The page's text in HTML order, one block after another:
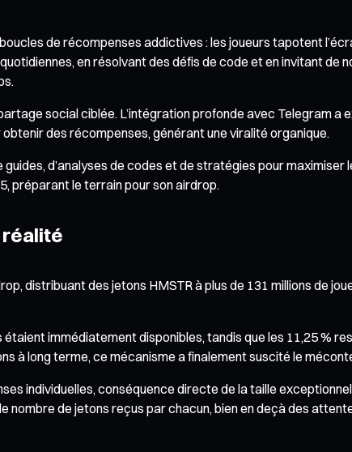
de récompenses addictives : les joueurs tapotent
en résolvant des défis de code et en invitant de
social ciblée. L’intégration profonde avec Telegram
des récompenses, générant une viralité organique.
guides, d’analyses de codes et de stratégies pour
préparant le terrain pour son airdrop.
réalité
distribuant des jetons HMSTR à plus de 131 millions de
étaient immédiatement disponibles, tandis que les 11,25 %
à long terme, ce mécanisme a finalement suscité le
individuelles, conséquence directe de la taille
nombre de jetons reçus par chacun, bien en deçà des